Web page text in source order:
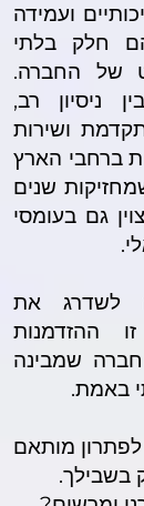
ועמידה
חלק בלתי
של החברה.
ניסיון רב,
ושירות
ברחבי הארץ
שנים
גם בעומסי
לשדרג את
ההזדמנות
שמבינה
באמת.
מותאם
בשבילך.